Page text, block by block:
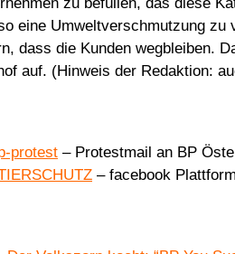
eine Umweltverschmutzung zu
dass die Kunden wegbleiben.
auf. (Hinweis der Redaktion:
protest – Protestmail an BP
– facebook